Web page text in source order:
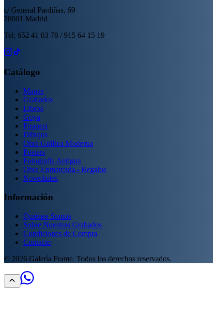
c/ General Pardiñas, 69
28001 Madrid
Tel: 652 41 03 78 / 915 64 15 19
Catálogo
Mapas
Grabados
Libros
Goya
Piranesi
Dibujos
Obra Gráfica Moderna
Posters
Fotografía Antigua
Obra Enmarcada - Regalos
Novedades
Información
Quiénes Somos
Sobre Nuestros Grabados
Condiciones de Compra
Contacto
© 2026 Galería Frame. Todos los derechos reservados.